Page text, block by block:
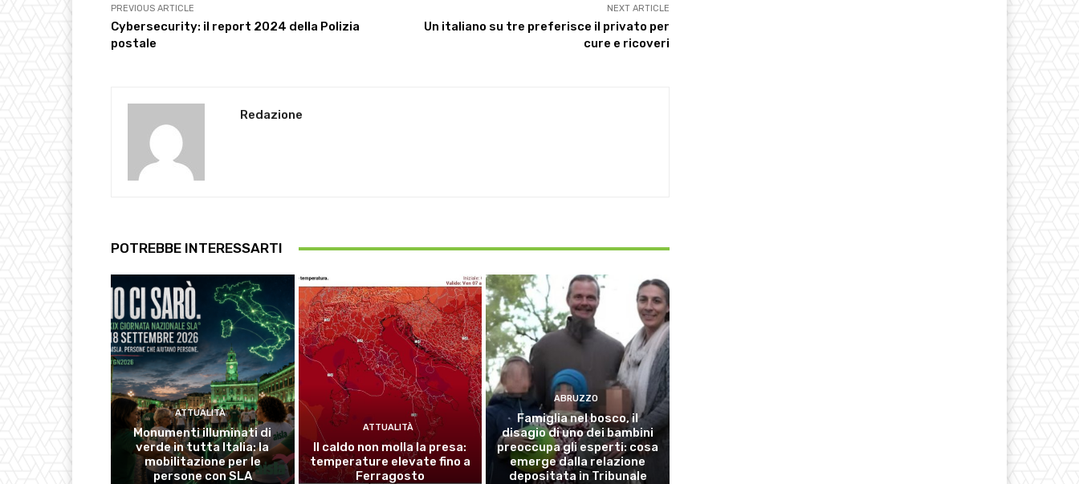
PREVIOUS ARTICLE
Cybersecurity: il report 2024 della Polizia
postale
NEXT ARTICLE
Un italiano su tre preferisce il privato per
cure e ricoveri
Redazione
POTREBBE INTERESSARTI
ATTUALITÀ
Monumenti illuminati di
verde in tutta Italia: la
mobilitazione per le
persone con SLA
ATTUALITÀ
Il caldo non molla la presa:
temperature elevate fino a
Ferragosto
ABRUZZO
Famiglia nel bosco, il
disagio di uno dei bambini
preoccupa gli esperti: cosa
emerge dalla relazione
depositata in Tribunale